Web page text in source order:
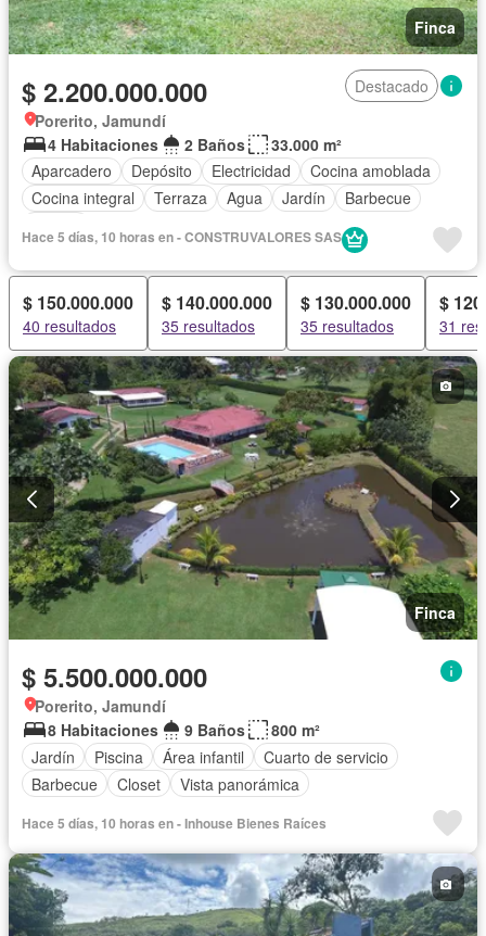
Finca
$ 2.200.000.000
Destacado
Porerito, Jamundí
4 Habitaciones
2 Baños
33.000 m²
Aparcadero
Depósito Electricidad
Cocina amoblada
Cocina integral
Terraza Agua Jardín
Barbecue
Hace 5 días, 10 horas en - CONSTRUVALORES SAS
$ 150.000.000
40 resultados
$ 140.000.000
35 resultados
$ 130.000.000
35 resultados
$
31
Finca
$ 5.500.000.000
Porerito, Jamundí
8 Habitaciones
9 Baños
800 m²
Jardín
Piscina Área infantil
Cuarto de servicio
Barbecue
Closet Vista panorámica
Hace 5 días, 10 horas en - Inhouse Bienes Raíces